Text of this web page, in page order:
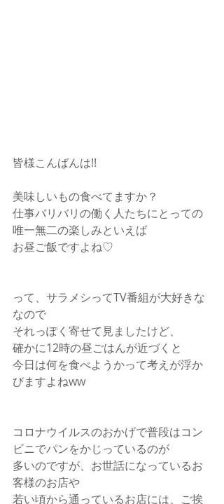
皆様こんばんは!!
美味しいもの食べてますか？
仕事バリバリの働く人たちにとっての
唯一無二の楽しみといえば
お昼ご飯ですよね♡
って、サラメシってTV番組が大好きな
なので
それっぽく寄せて見ましたけど、
確かに12時の昼ごはんが近づくと
今日は何を食べようかって考えが浮か
びますよねww
コロナウイルスのおかげで普段はコン
ビニでパンをかじっているのが
多いのですが、お世話になっているお
客様のお店や
若い頃から通っているお店には、ご挨